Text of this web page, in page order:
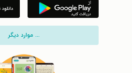
... موارد دیگر